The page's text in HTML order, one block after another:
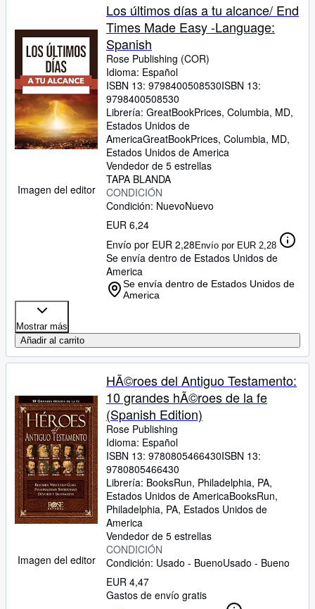
Imagen del editor
Los últimos días a tu alcance/ End
Times Made Easy -Language:
Spanish
Rose Publishing (COR)
Idioma: Español
ISBN 13: 9798400508530ISBN 13:
9798400508530
Librería: GreatBookPrices, Columbia, MD,
Estados Unidos de
AmericaGreatBookPrices, Columbia, MD,
Estados Unidos de America
Vendedor de 5 estrellas
TAPA BLANDA
CONDICIÓN
Condición: NuevoNuevo
EUR 6,24
Envío por EUR 2,28Envío por EUR 2,28
Se envía dentro de Estados Unidos de
America
Se envía dentro de Estados Unidos de
America
Mostrar más
Añadir al carrito
Imagen del editor
HÃ©roes del Antiguo Testamento:
10 grandes hÃ©roes de la fe
(Spanish Edition)
Rose Publishing
Idioma: Español
ISBN 13: 9780805466430ISBN 13:
9780805466430
Librería: BooksRun, Philadelphia, PA,
Estados Unidos de AmericaBooksRun,
Philadelphia, PA, Estados Unidos de
America
Vendedor de 5 estrellas
CONDICIÓN
Condición: Usado - BuenoUsado - Bueno
EUR 4,47
Gastos de envío gratis